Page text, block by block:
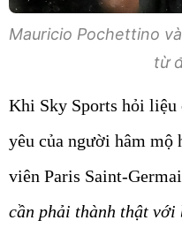
Mauricio Pochettino
từ
Khi Sky Sports hỏi liệu
yêu của người hâm mộ
viên Paris Saint-
cần phải thành thật